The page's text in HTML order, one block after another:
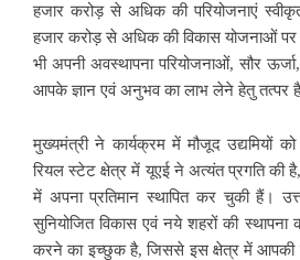
हजार करोड़ से अधिक की परियोजनाएं
हजार करोड़ से अधिक की विकास योजनाओं पर
भी अपनी अवस्थापना परियोजनाओं, सौर
आपके ज्ञान एवं अनुभव का लाभ लेने हेतु तत्पर
मुख्यमंत्री ने कार्यक्रम में मौजूद उद्यमियों
रियल स्टेट क्षेत्र में यूएई ने अत्यंत प्रगति की है,
में अपना प्रतिमान स्थापित कर चुकी हैं।
सुनियोजित विकास एवं नये शहरों की
करने का इच्छुक है, जिससे इस क्षेत्र में आपकी